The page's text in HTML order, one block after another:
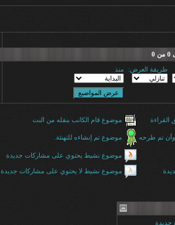
طريقة العرض: منذ
موضوع قام الكاتب بنقله من النت
تم طرحه موضوع تم إنشاءه للتهنئة.
موضوع نشيط يحتوي على مشاركات جديدة
موضوع نشيط لا يحتوي على مشاركات جديدة
جديدة